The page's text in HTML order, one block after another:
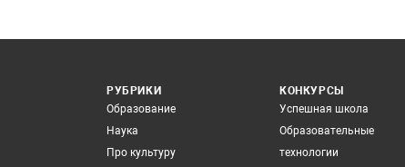
РУБРИКИ
Образование
Наука
Про культуру
КОНКУРСЫ
Успешная школа
Образовательные
технологии